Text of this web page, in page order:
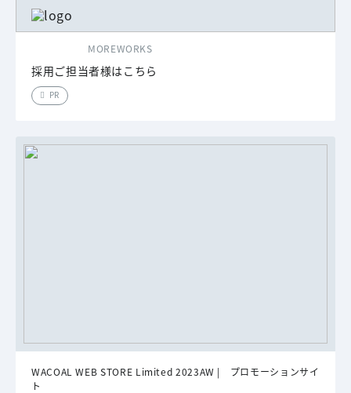
MOREWORKS
採用ご担当者様はこちら
PR
WACOAL WEB STORE Limited 2023AW | プロモーションサイ
ト